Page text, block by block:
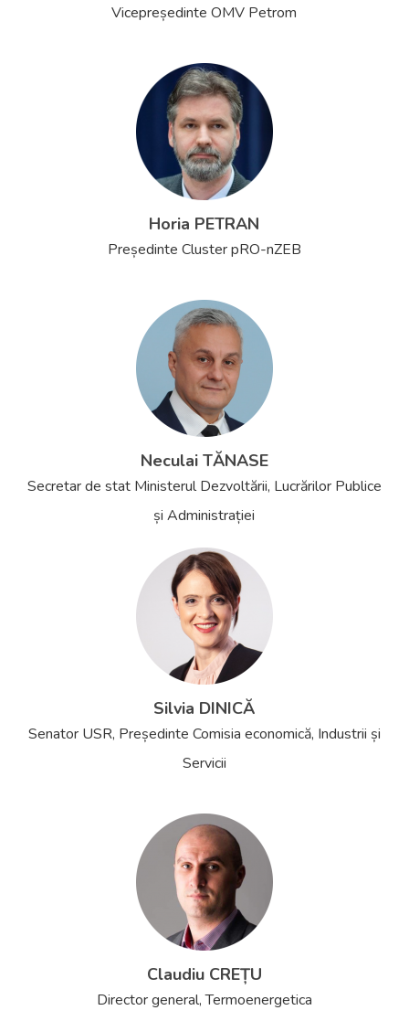
Vicepreședinte OMV Petrom
Horia PETRAN
Președinte Cluster pRO-nZEB
Neculai TĂNASE
Secretar de stat Ministerul Dezvoltării, Lucrărilor Publice
și Administrației
Silvia DINICĂ
Senator USR, Președinte Comisia economică, Industrii și
Servicii
Claudiu CREȚU
Director general, Termoenergetica